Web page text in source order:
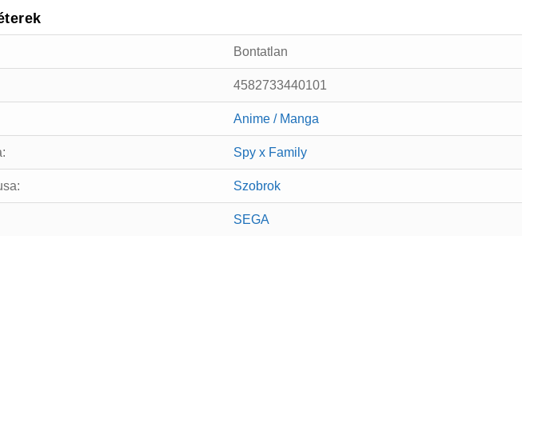
Bontatlan
4582733440101
Anime / Manga
Spy x Family
Szobrok
SEGA